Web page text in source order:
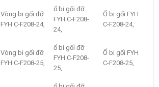
Vòng bi gối đỡ
FYH C-F208-24,
ổ bi gối đỡ
FYH C-F208-
24,
Ổ bi gối FYH
C-F208-24,
Vòng bi gối đỡ
FYH C-F208-25,
ổ bi gối đỡ
FYH C-F208-
25,
Ổ bi gối FYH
C-F208-25,